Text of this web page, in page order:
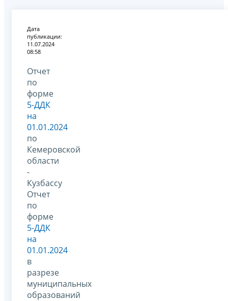
Дата
публикации:
11.07.2024
08:58
Отчет
по
форме
5-ДДК
на
01.01.2024
по
Кемеровской
области
-
Кузбассу
Отчет
по
форме
5-ДДК
на
01.01.2024
в
разрезе
муниципальных
образований